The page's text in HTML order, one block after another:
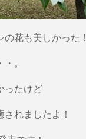
花も美しかった！
。
ったけど
れましたよ！